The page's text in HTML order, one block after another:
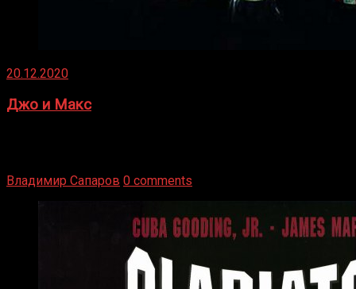
20.12.2020
Джо и Макс
Владимир Сапаров 0 comments